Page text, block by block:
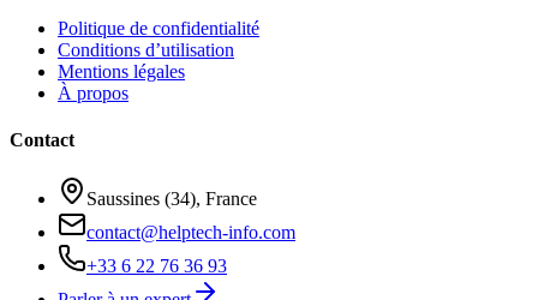
Politique de confidentialité
Conditions d’utilisation
Mentions légales
À propos
Contact
Saussines (34), France
contact@helptech-info.com
+33 6 22 76 36 93